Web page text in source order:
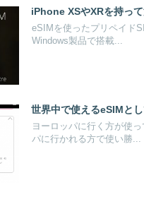
iPhone XSやXRを持っ
eSIMを使ったプリペイド
Windows製品で搭載...
世界中で使えるeSIMと
ヨーロッパに行く方が使
パに行かれる方で使い勝...